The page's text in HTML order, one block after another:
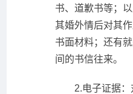
书、道歉书等；
其婚外情后对其
书面材料；还有
间的书信往来。
2.电子证据：